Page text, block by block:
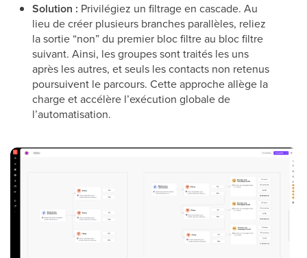
Solution : Privilégiez un filtrage en cascade. Au
lieu de créer plusieurs branches parallèles, reliez
la sortie “non” du premier bloc filtre au bloc filtre
suivant. Ainsi, les groupes sont traités les uns
après les autres, et seuls les contacts non retenus
poursuivent le parcours. Cette approche allège la
charge et accélère l’exécution globale de
l’automatisation.